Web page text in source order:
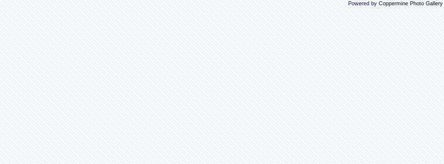
Powered by Coppermine Photo Gallery